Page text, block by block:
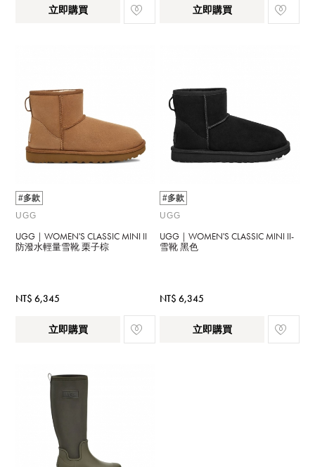
立即購買 立即購買
#多款
UGG
UGG｜WOMEN'S CLASSIC MINI II
防潑水輕量雪靴 栗子棕
NT$ 6,345
立即購買
#多款
UGG
UGG｜WOMEN'S CLASSIC MINI II-
雪靴 黑色
NT$ 6,345
立即購買